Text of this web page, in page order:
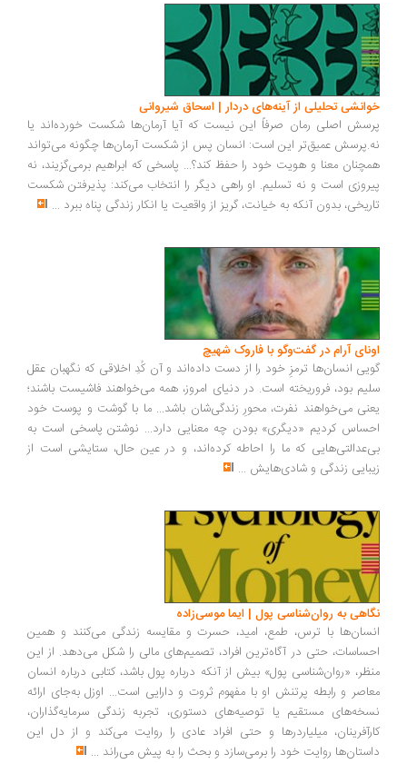
تحلیلی از آینه‌های دردار | اسحاق شیروانی
اصلی رمان صرفاً این نیست که آیا آرمان‌ها شکست خورده‌اند یا
عمیق‌تر این است: انسان پس از شکست آرمان‌ها چگونه می‌تواند
معنا و هویت خود را حفظ کند؟... پاسخی که ابراهیم برمی‌گزیند، نه
است و نه تسلیم. او راهی دیگر را انتخاب می‌کند: پذیرفتن شکست
بدون آنکه به خیانت، گریز از واقعیت یا انکار زندگی پناه ببرد...
آرام در گفت‌وگو با فاروک شهیچ‭
انسان‌ها ترمزِ خود را از دست داده‌اند و آن کُدِ اخلاقی که نگهبان عقل
بود، فروریخته است. در دنیای امروز، همه می‌خواهند فاشیست باشند؛
می‌خواهند نفرت، محورِ زندگی‌شان باشد... ما با گوشت و پوست خود
کردیم «دیگری» بودن چه معنایی دارد... نوشتن پاسخی است به
که ما را احاطه کرده‌اند، و در عین حال، ستایشی است از
زندگی و شادی‌هایش...
به روان‌شناسی پول | ایما موسی‌زاده
با ترس، طمع، امید، حسرت و مقایسه زندگی می‌کنند و همین
حتی در آگاه‌ترین افراد، تصمیم‌های مالی را شکل می‌دهد. از این
«روان‌شناسی پول» بیش از آنکه درباره پول باشد، کتابی درباره انسان
و رابطه پرتنش او با مفهوم ثروت و دارایی است... اوزل به‌جای ارائه
مستقیم یا توصیه‌های دستوری، تجربه زندگی سرمایه‌گذاران،
میلیاردرها و حتی افراد عادی را روایت می‌کند و از دل این
روایت خود را برمی‌سازد و بحث را به پیش می‌راند ...